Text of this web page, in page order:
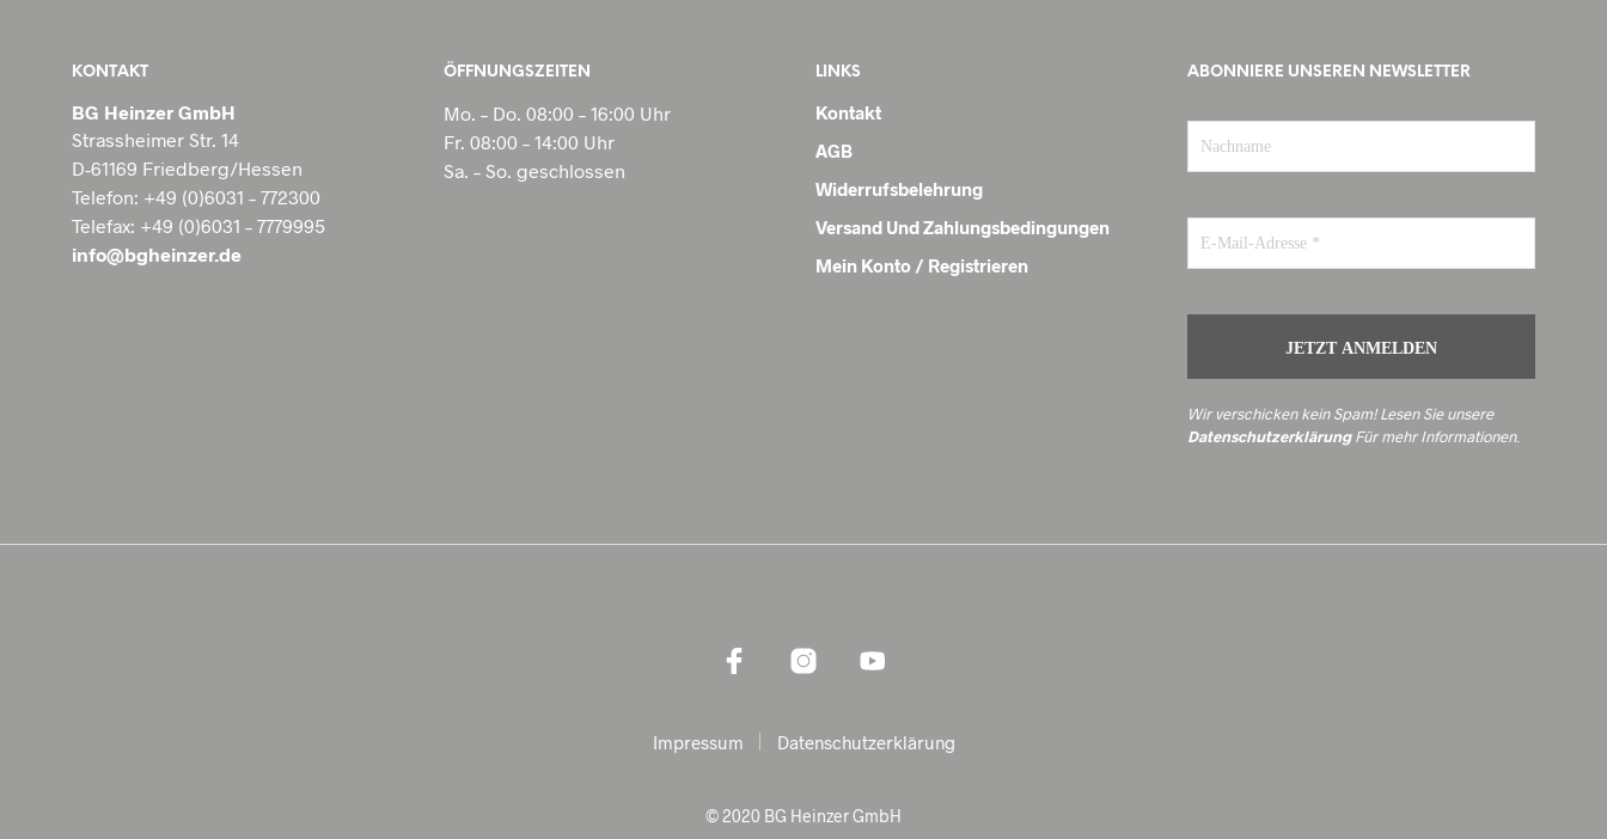
KONTAKT
BG Heinzer GmbH
Strassheimer Str. 14
D-61169 Friedberg/Hessen
Telefon: +49 (0)6031 – 772300
Telefax: +49 (0)6031 – 7779995
info@bgheinzer.de
ÖFFNUNGSZEITEN
Mo. – Do. 08:00 – 16:00 Uhr
Fr. 08:00 – 14:00 Uhr
Sa. – So. geschlossen
LINKS
Kontakt
AGB
Widerrufsbelehrung
Versand Und Zahlungsbedingungen
Mein Konto / Registrieren
ABONNIERE UNSEREN NEWSLETTER
Wir verschicken kein Spam! Lesen Sie unsere
DatenschutzerklärungFür mehr Informationen.
Impressum Datenschutzerklärung
© 2020 BG Heinzer GmbH